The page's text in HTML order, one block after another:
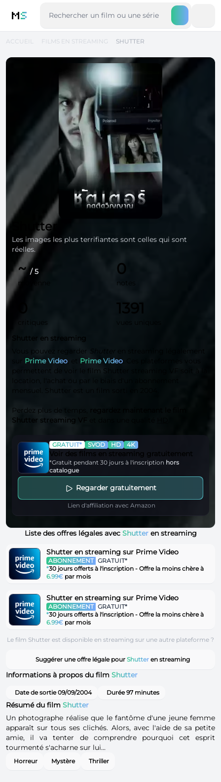
MS
ACCUEIL FILMS EN STREAMING SHUTTER
Shutter
Les images les plus terrifiantes sont celles qui sont
réelles.
~/ 5
moyenne
0
notes
1391
Shutter en streaming
Vous pouvez regarder
Prime Video Prime Video
permettent de voir le film Shutter streaming VF soit à la
mensuel. Shutter est un film sorti en 2004.
Perdez plus de temps,
Shutter streaming VF
GRATUIT* SVOD HD 4K
Voir des films en streaming gratuitement
*Gratuit pendant 30 jours à l'inscription hors
catalogue
Regarder gratuitement
Lien d'affiliation avec Amazon
Liste des offres légales avec Shutteren streaming
Shutter en streaming sur Prime Video
ABONNEMENT GRATUIT*
*30 jours offerts à l'inscription - Offre la moins chère à
6.99€ par mois
Shutter en streaming sur Prime Video
ABONNEMENT GRATUIT*
*30 jours offerts à l'inscription - Offre la moins chère à
6.99€ par mois
Le film Shutter est disponible en streaming sur une autre plateforme ?
Suggérer une offre légale pour Shutteren streaming
Informations à propos du film Shutter
Date de sortie 09/09/2004 Durée 97 minutes
Résumé du film Shutter
Un photographe réalise que le fantôme d'une jeune femme
apparaît sur tous ses clichés. Alors, avec l'aide de sa petite
amie, il va tenter de comprendre pourquoi cet esprit
tourmenté s'acharne sur lui...
Horreur Mystère Thriller